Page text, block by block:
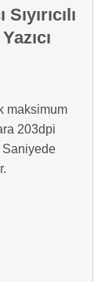
maksimum
203dpi
Saniyede